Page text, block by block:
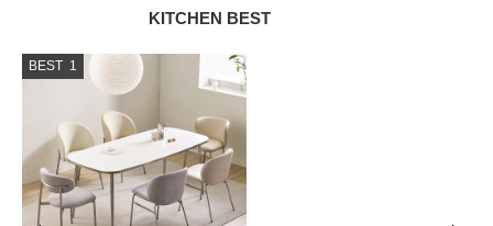
KITCHEN BEST
BEST 1